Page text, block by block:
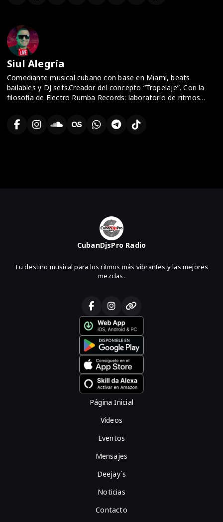
Desde La Habana, impulsa proyectos que unen a DJs,
productores y oyentes bajo una misma frecuencia: la pasión
por la música.
Como manager de talentos y productor de eventos con PMM
Eventos, ha consolidado su nombre como uno de los pilares
del movimiento DJ en Cuba, manteniendo siempre su esencia:
autenticidad, conexión y evolución
Siul Alegría
Comediante musical cubano con base en Miami, beats
bailables y DJ sets.Creador del concepto “Tropelaje”. Con la
filosofía de Electro Rumba Records: laboratorio de ritmos
pista es identidad y movimiento del tambor al mañana.
CubanDjsPro Radio
Tu destino musical para los ritmos más vibrantes y las mejores
mezclas.
Página Inicial
Vídeos
Eventos
Mensajes
Deejay´s
Noticias
Contacto